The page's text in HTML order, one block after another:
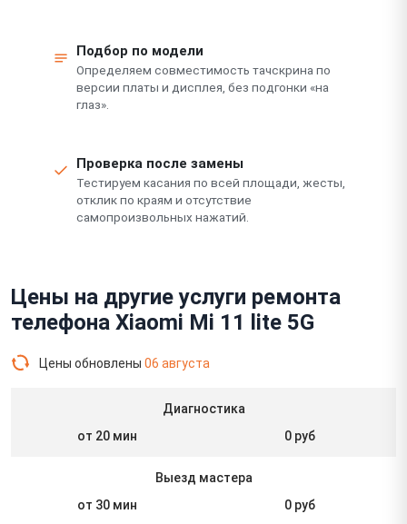
Подбор по модели
Определяем совместимость тачскрина по
версии платы и дисплея, без подгонки «на
глаз».
Проверка после замены
Тестируем касания по всей площади, жесты,
отклик по краям и отсутствие
самопроизвольных нажатий.
Цены на другие услуги ремонта
телефона Xiaomi Mi 11 lite 5G
Цены обновлены 06 августа
Диагностика
от 20 мин
0 руб
Выезд мастера
от 30 мин
0 руб